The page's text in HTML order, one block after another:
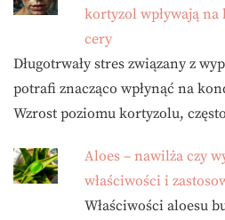
kortyzol wpływają
cery
Długotrwały stres związany z
potrafi znacząco wpłynąć na
Wzrost poziomu kortyzolu,
Aloes – nawilża czy
właściwości i
Właściwości aloesu